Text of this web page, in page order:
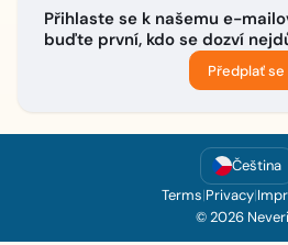
Přihlaste se k našemu e-
buďte první, kdo se dozví
Předplať se
Čeština
Terms|Privacy|
© 2026